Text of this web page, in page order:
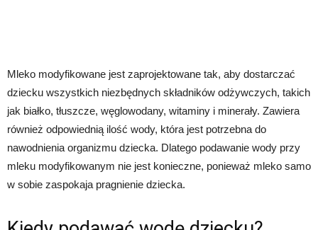
Mleko modyfikowane jest zaprojektowane tak, aby dostarczać
dziecku wszystkich niezbędnych składników odżywczych, takich
jak białko, tłuszcze, węglowodany, witaminy i minerały. Zawiera
również odpowiednią ilość wody, która jest potrzebna do
nawodnienia organizmu dziecka. Dlatego podawanie wody przy
mleku modyfikowanym nie jest konieczne, ponieważ mleko samo
w sobie zaspokaja pragnienie dziecka.